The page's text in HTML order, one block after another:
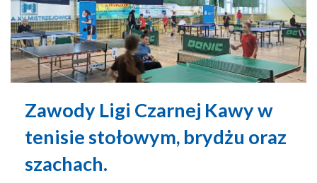
Zawody Ligi Czarnej Kawy w
tenisie stołowym, brydżu oraz
szachach.